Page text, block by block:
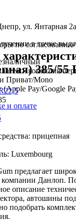
ул. Янтарная
по согласованию
в точке
- комиссия
Приват/Mono
Pay/Google
и оплате
385/55
прицепная
Luxembourg
предлагает
Данлоп.
описание
автошины
подобрать